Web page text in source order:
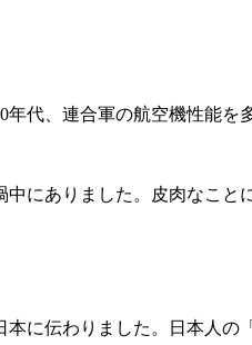
代、連合軍の航空機性能
にありました。皮肉なこ
に伝わりました。日本人